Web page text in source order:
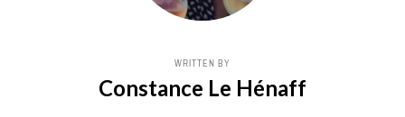
WRITTEN BY
Constance Le Hénaff